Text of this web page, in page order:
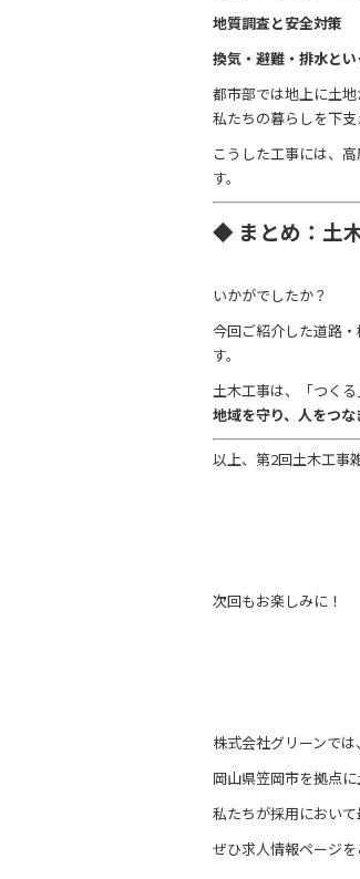
地質調査と安全対策
換気・避難・排水と
都市部では地上に土地
私たちの暮らしを下支
こうした工事には、
す。
◆ まとめ：土
いかがでしたか？
今回ご紹介した道路
す。
土木工事は、「つく
地域を守り、人をつ
以上、第2回土木工事
次回もお楽しみに！
株式会社グリーンで
岡山県笠岡市を拠点
私たちが採用において
ぜひ求人情報ページ